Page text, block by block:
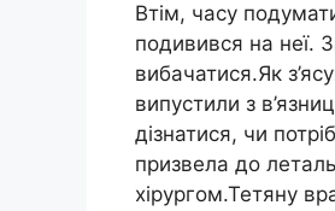
Втім, часу
подивився на неї.
вибачатися.Як
випустили з
дізнатися, чи
призвела до
хірургом.Тетяну